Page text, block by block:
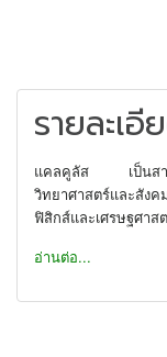
รายละเ
แคลคูลัส เป็นสา
วิทยาศาสตร์และสั
ฟิสิกส์และเศรษฐศาส
มาจากแคลคูลัสทั้งสิ้น
อ่านต่อ...